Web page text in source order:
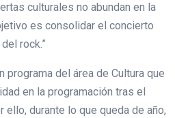
culturales no abundan en la
es consolidar el concierto
rock.”
programa del área de Cultura que
en la programación tras el
ello, durante lo que queda de año,